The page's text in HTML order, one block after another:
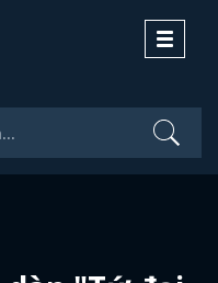
Toggle